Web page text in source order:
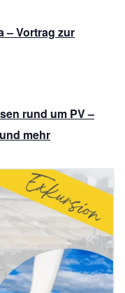
– Vortrag zur
rund um PV –
mehr